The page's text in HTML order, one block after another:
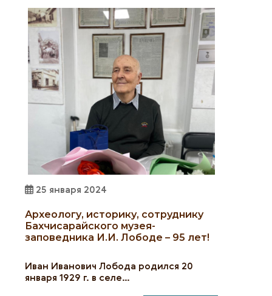
25 января 2024
Археологу, историку, сотруднику
Бахчисарайского музея-
заповедника И.И. Лободе – 95 лет!
Иван Иванович Лобода родился 20
января 1929 г. в селе…